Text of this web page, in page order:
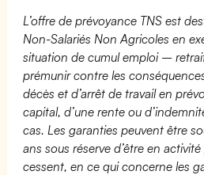
L’offre de prévoyance TNS est
Non-Salariés Non Agricoles en
situation de cumul emploi –
prémunir contre les
décès et d’arrêt de travail en
capital, d’une rente ou
cas. Les garanties peuvent être
ans sous réserve d’être en
cessent, en ce qui concerne les